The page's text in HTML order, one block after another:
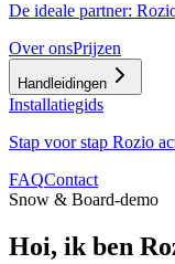
De ideale partner:
Over onsPrijzen
Handleidingen
Installatiegids
Stap voor stap Rozio
FAQContact
Snow & Board-demo
Hoi, ik ben